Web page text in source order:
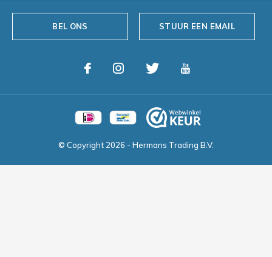
BEL ONS STUUR EEN EMAIL
© Copyright 2026 - Hermans Trading B.V.